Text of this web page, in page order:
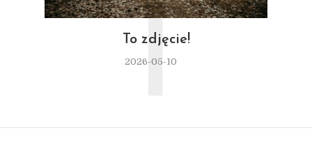
To zdjęcie!
2026-05-10
T